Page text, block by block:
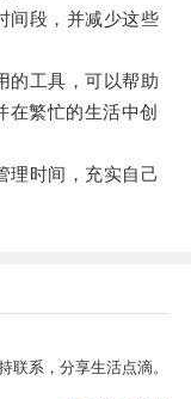
段，并减少这些
工具，可以帮助
在繁忙的生活中创
时间，充实自己
联系，分享生活点滴。